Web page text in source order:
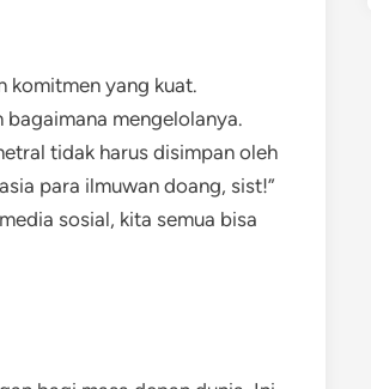
komitmen yang kuat.
bagaimana mengelolanya.
tidak harus disimpan oleh
para ilmuwan doang, sist!”
sosial, kita semua bisa